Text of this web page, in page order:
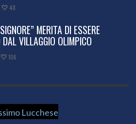
48
MERITA DI ESSERE
VILLAGGIO OLIMPICO
106